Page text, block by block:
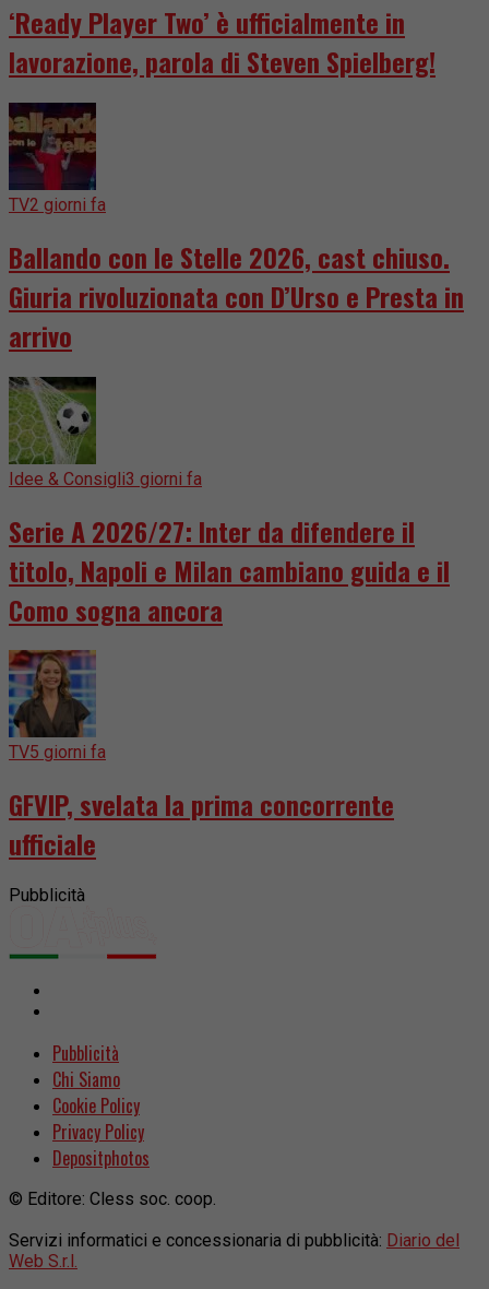
‘Ready Player Two’ è ufficialmente in
lavorazione, parola di Steven Spielberg!
TV2 giorni fa
Ballando con le Stelle 2026, cast chiuso.
Giuria rivoluzionata con D’Urso e Presta in
arrivo
Idee & Consigli3 giorni fa
Serie A 2026/27: Inter da difendere il
titolo, Napoli e Milan cambiano guida e il
Como sogna ancora
TV5 giorni fa
GFVIP, svelata la prima concorrente
ufficiale
Pubblicità
Pubblicità
Chi Siamo
Cookie Policy
Privacy Policy
Depositphotos
© Editore: Cless soc. coop.
Servizi informatici e concessionaria di pubblicità: Diario del
Web S.r.l.